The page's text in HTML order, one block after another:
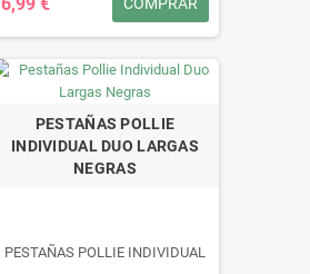
PESTAÑAS POLLIE
INDIVIDUAL DUO LARGAS
NEGRAS
PESTAÑAS POLLIE INDIVIDUAL